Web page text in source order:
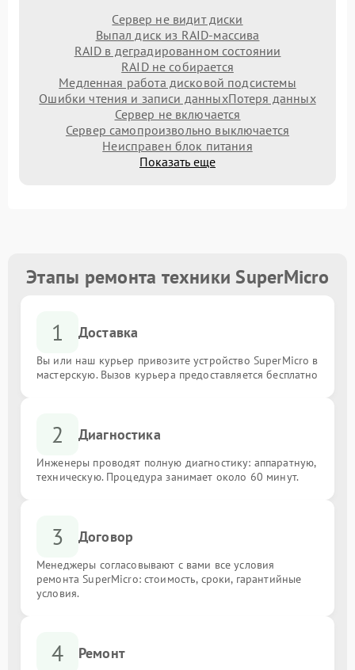
Сервер не видит диски
Выпал диск из RAID-массива
RAID в деградированном состоянии
RAID не собирается
Медленная работа дисковой подсистемы
Ошибки чтения и записи данныхПотеря данных
Сервер не включается
Сервер самопроизвольно выключается
Неисправен блок питания
Показать еще
Этапы ремонта техники SuperMicro
1 Доставка
Вы или наш курьер привозите устройство SuperMicro в
мастерскую. Вызов курьера предоставляется бесплатно
2 Диагностика
Инженеры проводят полную диагностику: аппаратную,
техническую. Процедура занимает около 60 минут.
3 Договор
Менеджеры согласовывают с вами все условия
ремонта SuperMicro: стоимость, сроки, гарантийные
условия.
4 Ремонт